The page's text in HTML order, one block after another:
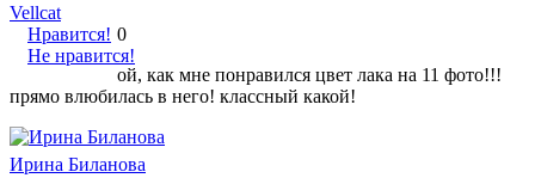
Vellcat
Нравится!
Не нравится!
0
ой, как мне понравился цвет лака на 11 фото!!!
прямо влюбилась в него! классный какой!
Ирина Биланова